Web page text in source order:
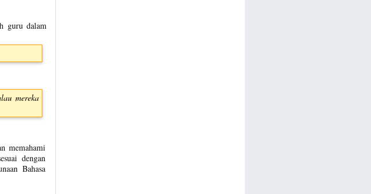
guru dalam
mereka
memahami
dengan
Bahasa